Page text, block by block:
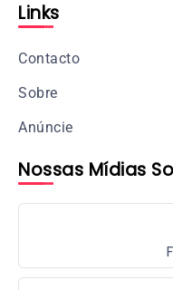
Links
Contacto
Sobre
Anúncie
Nossas Mídias